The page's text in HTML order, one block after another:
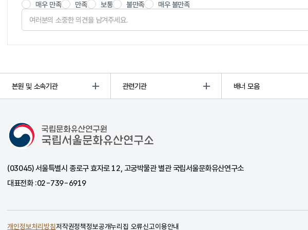
매우 만족 만족 보통 불만족 매우 불만족
본원 및 소속기관 관련기관 배너 모음
국립서울문화유산연구소
(03045) 서울특별시 종로구 효자로 12, 고궁박물관 별관 국립서울문화유산연구소
대표전화 :02-739-6919
개인정보처리방침저작권정책정보공개누리집 오류신고이용안내